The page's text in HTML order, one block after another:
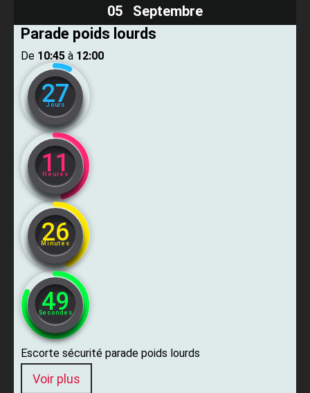
05 Septembre
Parade poids lourds
De ​ 10:45 ​ à ​ 12:00
27
Jours
11
Heures
26
Minutes
47
Secondes
Escorte sécurité parade poids lourds
Voir plus